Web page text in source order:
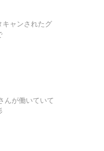
キャンされたグ
んが働いていて